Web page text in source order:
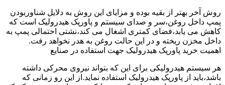
روش آخر بهتر از بقیه بوده و مزایای این روش به دلایل شناوربودن
پمپ داخل روغن،سر و صدای سیستم و پاورپک هیدرولیک است که
کاهش می یابد،فضای کمتری اشغال می کند،نشتی احتمالی پمپ به
داخل مخزن ریخته و در این حالت روغن به هدر نخواهد رفت.
اهمیت خرید پاورپک هیدرولیک جهت استفاده در صنایع
هر سیستم هیدرولیکی برای این که بتواند نیروی محرکی داشته
باشد،باید از پاورپک هیدرولیک استفاده نماید.از این رو زمانی که